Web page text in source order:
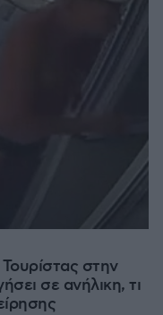
στην
σε ανήλικη, τι